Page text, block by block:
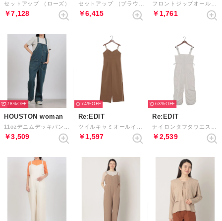
セットアップ （ローズ）
￥7,128 ￥6,415 ￥1,761
78%
HOUSTON woman
￥3,509
74%
Re:EDIT
￥1,597
63%
Re:EDIT
￥2,539